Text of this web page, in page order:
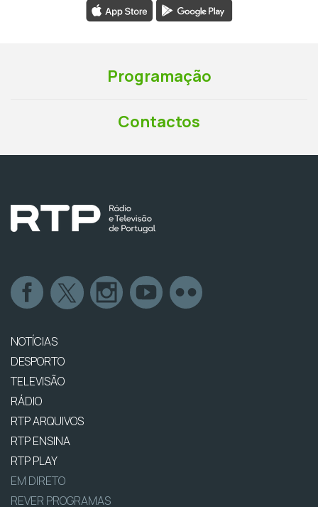
Programação
Contactos
NOTÍCIAS
DESPORTO
TELEVISÃO
RÁDIO
RTP ARQUIVOS
RTP ENSINA
RTP PLAY
EM DIRETO
REVER PROGRAMAS